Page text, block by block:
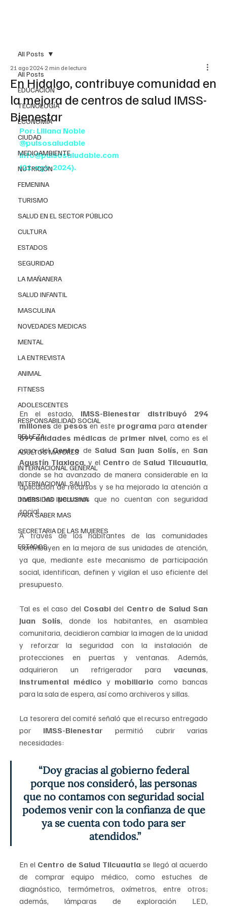
All Posts
EDUCACIÓN
TECNOLOGÍA
ECONOMÍA
CIUDAD
MEDIOAMBIENTE
NUTRICIÓN
FEMENINA
TURISMO
SALUD EN EL SECTOR PÚBLICO
CULTURA
ESTADOS
SEGURIDAD
LA MAÑANERA
SALUD INFANTIL
MASCULINA
NOVEDADES MEDICAS
MENTAL
LA ENTREVISTA
ANIMAL
FITNESS
ADOLESCENTES
RESPONSABILIDAD SOCIAL
BELLEZA
ADULTOS MAYORES
INTERNACIONAL GENERAL
INTERNACIONAL SALUD
DIVERSIDAD INCLUSIVA
PARA SABER MAS
SECRETARIA DE LAS MUJERES
ESTADOS
All Posts
En Hidalgo, contribuye comunidad en
la mejora de centros de salud IMSS-
Bienestar
21 ago 2024 2 min de lectura
Por: Liliana Noble
@pulsosaludable
info@pulsosaludable.com
(21-ago-2024).
IMSS -Bienestar
y Tilcuautla
mejorar los centros de salud a través del
Clínica es Nuestra,
equipamiento
primer nivel
En el estado, IMSS-Bienestar distribuyó 294
millones de pesos en este programa para atender
699 unidades médicas de primer nivel, como es el
caso del Centro de Salud San Juan Solís, en San
Agustín Tlaxiaca, y el Centro de Salud Tilcuautla,
donde se ha avanzado de manera considerable en la
aplicación de recursos y se ha mejorado la atención a
todas las personas que no cuentan con seguridad
social.
A través de los habitantes de las comunidades
contribuyen en la mejora de sus unidades de atención,
ya que, mediante este mecanismo de participación
social, identifican, definen y vigilan el uso eficiente del
presupuesto.
Tal es el caso del Cosabi del Centro de Salud San
Juan Solís, donde los habitantes, en asamblea
comunitaria, decidieron cambiar la imagen de la unidad
y reforzar la seguridad con la instalación de
protecciones en puertas y ventanas. Además,
adquirieron un refrigerador para vacunas,
instrumental médico y mobiliario como bancas
para la sala de espera, así como archiveros y sillas.
La tesorera del comité señaló que el recurso entregado
por IMSS-Bienestar permitió cubrir varias
necesidades:
“Doy gracias al gobierno federal
porque nos consideró, las personas
que no contamos con seguridad social
podemos venir con la confianza de que
ya se cuenta con todo para ser
atendidos.”
En el Centro de Salud Tilcuautla se llegó al acuerdo
de comprar equipo médico, como estuches de
diagnóstico, termómetros, oxímetros, entre otros;
además, lámparas de exploración LED,